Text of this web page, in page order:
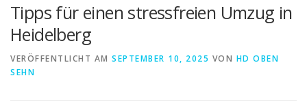
Tipps für einen stressfreien Umzug in
Heidelberg
VERÖFFENTLICHT AM SEPTEMBER 10, 2025 VON HD OBEN
SEHN